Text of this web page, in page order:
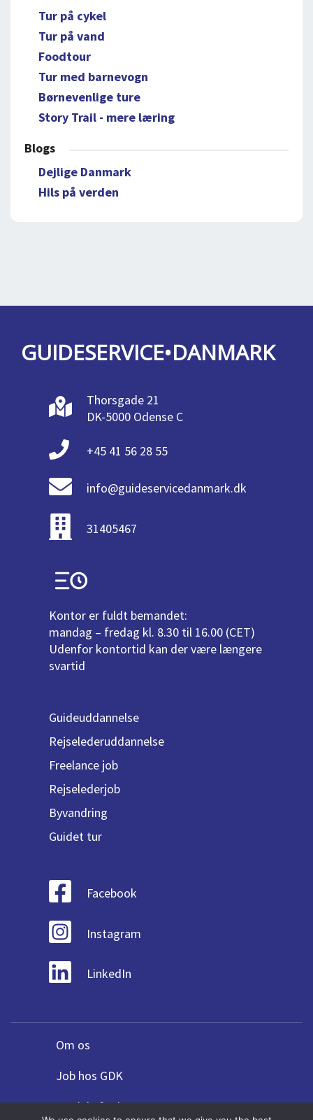
Tur på cykel
Tur på vand
Foodtour
Tur med barnevogn
Børnevenlige ture
Story Trail - mere læring
Blogs
Dejlige Danmark
Hils på verden
GUIDESERVICE•DANMARK
Thorsgade 21
DK-5000 Odense C
+45 41 56 28 55
info@guideservicedanmark.dk
31405467
Kontor er fuldt bemandet:
mandag – fredag kl. 8.30 til 16.00 (CET)
Udenfor kontortid kan der være længere
svartid
Guideuddannelse
Rejselederuddannelse
Freelance job
Rejselederjob
Byvandring
Guidet tur
Facebook
Instagram
LinkedIn
Om os
Job hos GDK
Fordele for bureauer